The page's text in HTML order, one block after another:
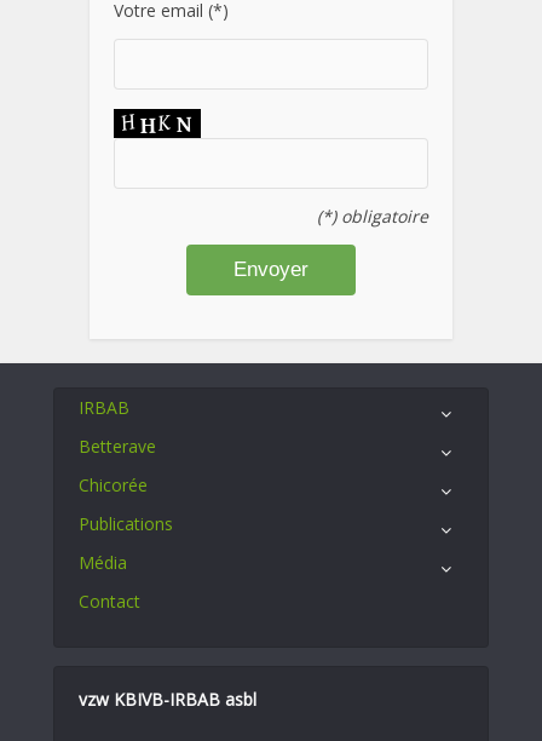
Votre email (*)
(*) obligatoire
IRBAB
Betterave
Chicorée
Publications
Média
Contact
vzw KBIVB-IRBAB asbl